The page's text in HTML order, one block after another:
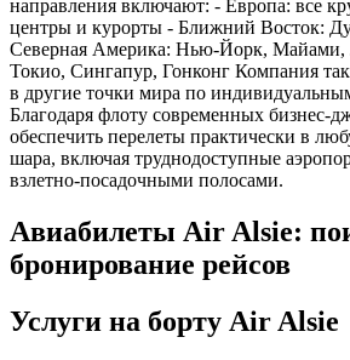
направления включают: - Европа: все
центры и курорты - Ближний Восток:
Северная Америка: Нью-Йорк, Майами,
Токио, Сингапур, Гонконг Компания
в другие точки мира по
Благодаря флоту современных бизнес-
обеспечить перелеты практически в
шара, включая труднодоступные
взлетно-посадочными полосами.
Авиабилеты Air Alsie:
бронирование рейсов
Услуги на борту Air Alsie